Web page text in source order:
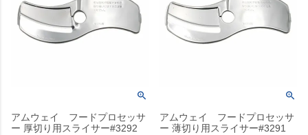
アムウェイ フードプロセッサ
ー 厚切り用スライサー#3292
アムウェイ フードプロセッサ
ー 薄切り用スライサー#3291